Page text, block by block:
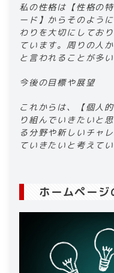
私の性格は【性格の
ード】からそのよう
わりを大切にしてお
ています。周りの人
と言われることが多い
​​今後の目標や展望​
これからは、【個人
り組んでいきたいと
る分野や新しいチャ
ていきたいと考えてい
ホームペー